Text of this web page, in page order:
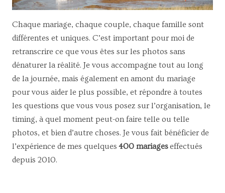
Chaque mariage, chaque couple, chaque famille sont
différentes et uniques. C’est important pour moi de
retranscrire ce que vous êtes sur les photos sans
dénaturer la réalité. Je vous accompagne tout au long
de la journée, mais également en amont du mariage
pour vous aider le plus possible, et répondre à toutes
les questions que vous vous posez sur l’organisation, le
timing, à quel moment peut-on faire telle ou telle
photos, et bien d’autre choses. Je vous fait bénéficier de
l’expérience de mes quelques 400 mariageseffectués
depuis 2010.